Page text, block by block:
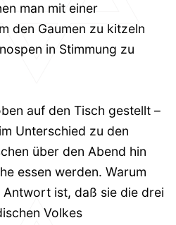
man mit einer
den Gaumen zu kitzeln
in Stimmung zu
auf den Tisch gestellt –
Unterschied zu den
über den Abend hin
essen werden. Warum
ist, daß sie die drei
Volkes